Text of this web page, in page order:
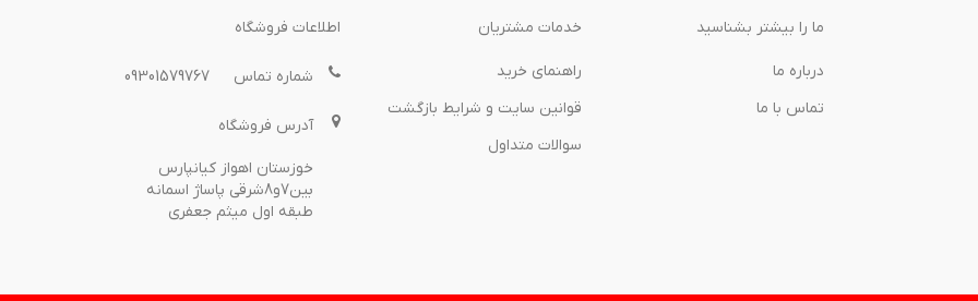
ما را بیشتر بشناسید
درباره‌ ما
تماس با ما
خدمات مشتریان
راهنمای خرید
قوانین سایت و شرایط بازگشت
سوالات متداول
اطلاعات فروشگاه
شماره تماس 09301579767
آدرس فروشگاه
خوزستان اهواز کیانپارس
بین7و8شرقی پاساژ اسمانه
طبقه اول میثم جعفری